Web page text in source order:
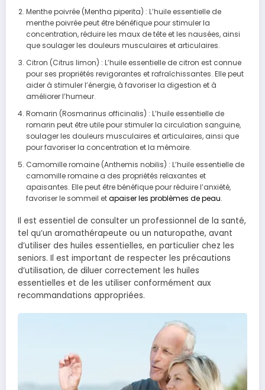
Menthe poivrée (Mentha piperita) : L’huile essentielle de
menthe poivrée peut être bénéfique pour stimuler la
concentration, réduire les maux de tête et les nausées, ainsi
que soulager les douleurs musculaires et articulaires.
Citron (Citrus limon) : L’huile essentielle de citron est connue
pour ses propriétés revigorantes et rafraîchissantes. Elle peut
aider à stimuler l’énergie, à favoriser la digestion et à
améliorer l’humeur.
Romarin (Rosmarinus officinalis) : L’huile essentielle de
romarin peut être utile pour stimuler la circulation sanguine,
soulager les douleurs musculaires et articulaires, ainsi que
pour favoriser la concentration et la mémoire.
Camomille romaine (Anthemis nobilis) : L’huile essentielle de
camomille romaine a des propriétés relaxantes et
apaisantes. Elle peut être bénéfique pour réduire l’anxiété,
favoriser le sommeil etapaiser les problèmes de peau.
Il est essentiel de consulter un professionnel de la santé,
tel qu’un aromathérapeute ou un naturopathe, avant
d’utiliser des huiles essentielles, en particulier chez les
seniors. Il est important de respecter les précautions
d’utilisation, de diluer correctement les huiles
essentielles et de les utiliser conformément aux
recommandations appropriées.